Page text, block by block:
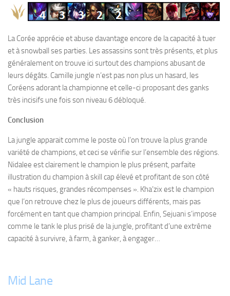
La Corée apprécie et abuse davantage encore de la capacité à tuer
et à snowball ses parties. Les assassins sont très présents, et plus
généralement on trouve ici surtout des champions abusant de
leurs dégâts. Camille jungle n’est pas non plus un hasard, les
Coréens adorant la championne et celle-ci proposant des ganks
très incisifs une fois son niveau 6 débloqué.
Conclusion
La jungle apparait comme le poste où l’on trouve la plus grande
variété de champions, et ceci se vérifie sur l’ensemble des régions.
Nidalee est clairement le champion le plus présent, parfaite
illustration du champion à skill cap élevé et profitant de son côté
« hauts risques, grandes récompenses ». Kha’zix est le champion
que l’on retrouve chez le plus de joueurs différents, mais pas
forcément en tant que champion principal. Enfin, Sejuani s’impose
comme le tank le plus prisé de la jungle, profitant d’une extrême
capacité à survivre, à farm, à ganker, à engager…
Mid Lane